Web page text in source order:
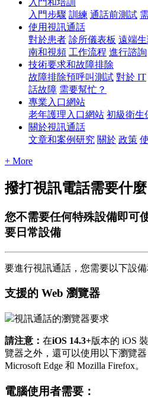
入門和培訓
入門步驟 訓練 通話前測試
使用視訊通話
對於患者 診所儀表板 遠端
南和視頻 工作流程 進行諮詢
技術要求和故障排除
故障排除預呼叫測試 對於 IT
話故障 需要幫忙？
專業入口網站
老年護理入口網站 初級衛生
關於視訊通話
文章和案例研究 關於 政策
+ More
撥打視訊電話需要什麼
您不需要任何特殊設備即可
要日常設備
要進行視訊通話 ， 您需要以下設備
支援的 Web 瀏覽器
視訊通話的瀏覽器要求
請注意 ： 在iOS 14.3+版本的 iOS 裝
覽器之外 ， 還可以使用 以下瀏覽器
Microsoft Edge 和 Mozilla Firefox。
電腦使用者需要 ：